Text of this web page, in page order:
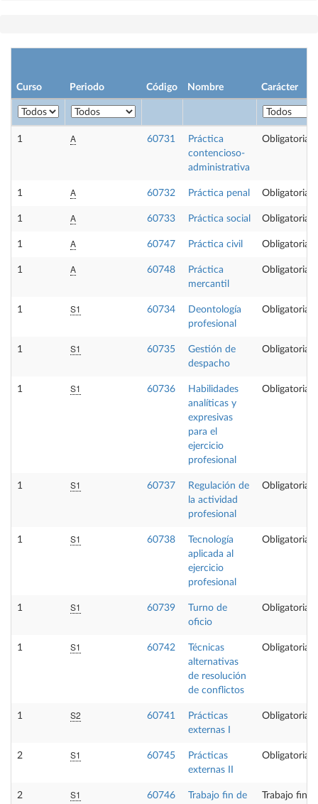
Curso Periodo Código Nombre Carácter
1 A 60731
Práctica
contencioso-
administrativa
Obligatoria
1 A 60732 Práctica penal Obligatoria
1 A 60733 Práctica social Obligatoria
1 A 60747 Práctica civil Obligatoria
1 A 60748
Práctica
mercantil
Obligatoria
1 S1 60734
Deontología
profesional
Obligatoria
1 S1 60735
Gestión de
despacho
Obligatoria
1 S1 60736
Habilidades
analíticas y
expresivas
para el
ejercicio
profesional
Obligatoria
1 S1 60737
Regulación de
la actividad
profesional
Obligatoria
1 S1 60738
Tecnología
aplicada al
ejercicio
profesional
Obligatoria
1 S1 60739
Turno de
oficio
Obligatoria
1 S1 60742
Técnicas
alternativas
de resolución
de conflictos
Obligatoria
1 S2 60741
Prácticas
externas I
Obligatoria
2 S1 60745
Prácticas
externas II
Obligatoria
2 S1 60746
Trabajo fin de
Trabajo fin